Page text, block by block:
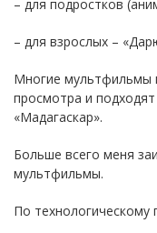
– для подростков
– для взрослых –
Многие мультфильмы
просмотра и
«Мадагаскар».
Больше всего меня
мультфильмы.
По технологическому